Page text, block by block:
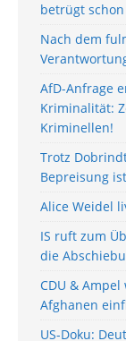
betrügt schon
Nach dem
AfD-Anfrage
Kriminalität:
Kriminellen!
Trotz
Bepreisung
Alice Weidel
IS ruft zum
die
CDU &
Afghanen
US-Doku: